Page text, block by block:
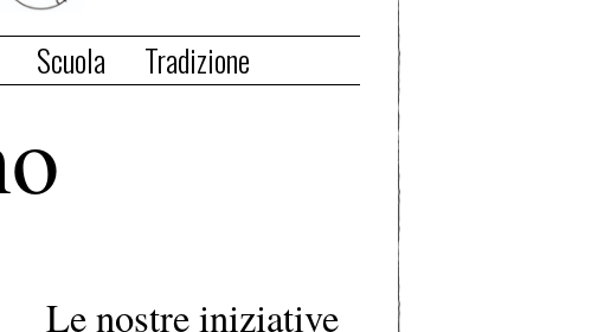
Scuola Tradizione
Le nostre iniziative